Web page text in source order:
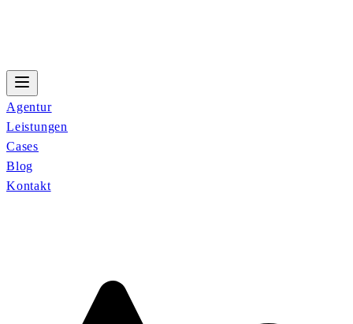
Agentur
Leistungen
Cases
Blog
Kontakt